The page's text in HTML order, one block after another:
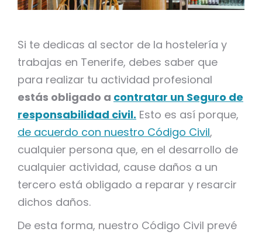
Si te dedicas al sector de la hostelería y
trabajas en Tenerife, debes saber que
para realizar tu actividad profesional
estás obligado a contratar un Seguro de
responsabilidad civil. Esto es así porque,
de acuerdo con nuestro Código Civil,
cualquier persona que, en el desarrollo de
cualquier actividad, cause daños a un
tercero está obligado a reparar y resarcir
dichos daños.
De esta forma, nuestro Código Civil prevé